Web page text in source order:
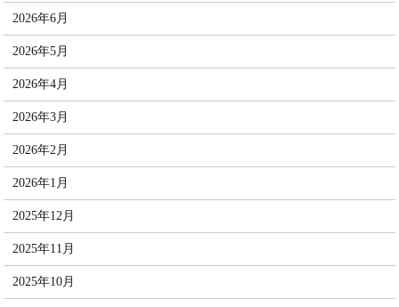
2026年6月
2026年5月
2026年4月
2026年3月
2026年2月
2026年1月
2025年12月
2025年11月
2025年10月